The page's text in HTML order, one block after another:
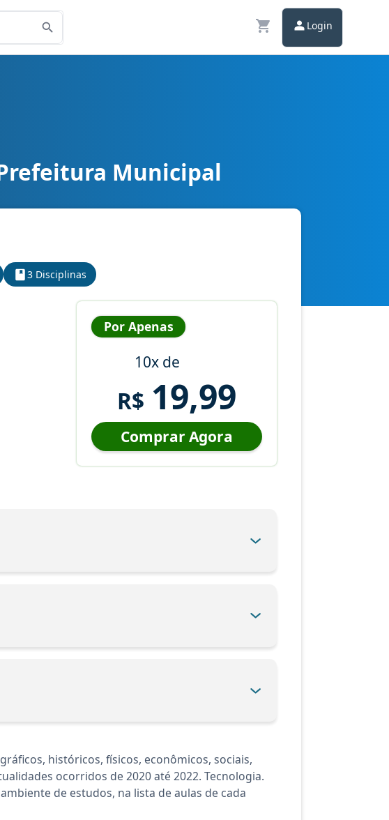
Login
Municipal
3 Disciplinas
Por Apenas
10x de
R$ 19,99
Comprar Agora
históricos, físicos, econômicos, sociais,
ocorridos de 2020 até 2022. Tecnologia.
de estudos, na lista de aulas de cada